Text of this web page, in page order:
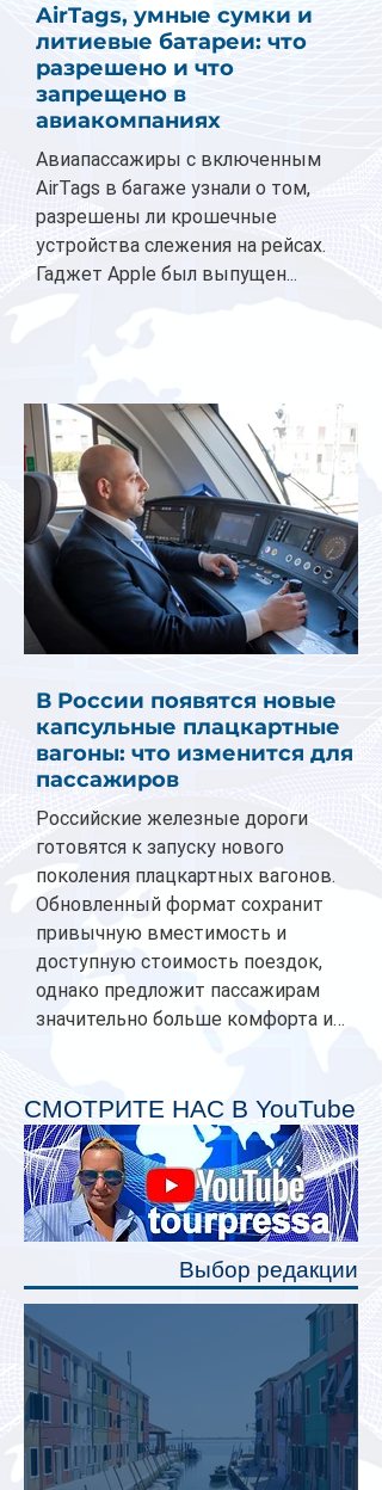
AirTags, умные сумки и
литиевые батареи: что
разрешено и что
запрещено в
авиакомпаниях
Авиапассажиры с включенным
AirTags в багаже узнали о том,
разрешены ли крошечные
устройства слежения на рейсах.
Гаджет Apple был выпущен...
В России появятся новые
капсульные плацкартные
вагоны: что изменится для
пассажиров
Российские железные дороги
готовятся к запуску нового
поколения плацкартных вагонов.
Обновленный формат сохранит
привычную вместимость и
доступную стоимость поездок,
однако предложит пассажирам
значительно больше комфорта и
планируется начать в 2027 году.
Одним из главных нововведений
станут индивидуальные шторки у
каждого спального места. Они
позволят пассажирам закрыть свою
полку во время сна или отдыха,
СМОТРИТЕ НАС В YouTube
Выбор редакции